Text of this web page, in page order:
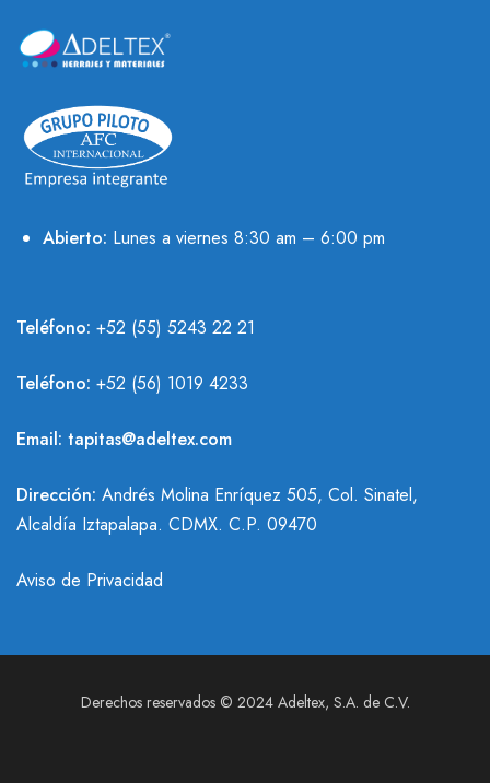
Abierto: Lunes a viernes 8:30 am – 6:00 pm
Teléfono: +52 (55) 5243 22 21
Teléfono: +52 (56) 1019 4233
Email: tapitas@adeltex.com
Dirección: Andrés Molina Enríquez 505, Col. Sinatel,
Alcaldía Iztapalapa. CDMX. C.P. 09470
Aviso de Privacidad
Derechos reservados © 2024 Adeltex, S.A. de C.V.